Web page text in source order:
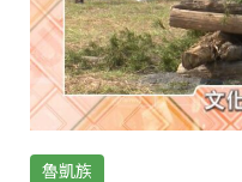
魯凱族